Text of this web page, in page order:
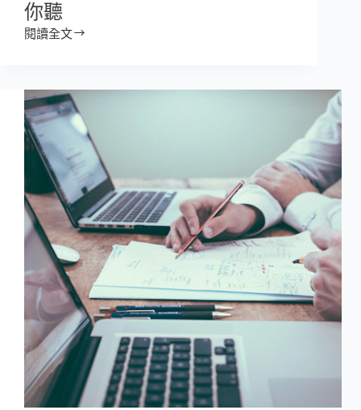
你聽
閱讀全文